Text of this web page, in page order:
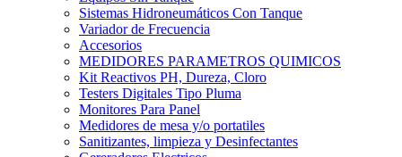
Sistemas Hidroneumáticos Con Tanque
Variador de Frecuencia
Accesorios
MEDIDORES PARAMETROS QUIMICOS
Kit Reactivos PH, Dureza, Cloro
Testers Digitales Tipo Pluma
Monitores Para Panel
Medidores de mesa y/o portatiles
Sanitizantes, limpieza y Desinfectantes